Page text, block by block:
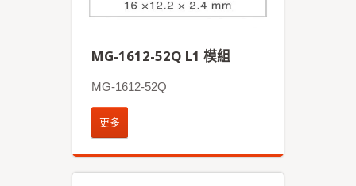
MG-1612-52Q L1 模組
MG-1612-52Q
更多